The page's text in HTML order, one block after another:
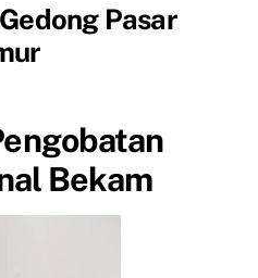
Pasar
Bekam